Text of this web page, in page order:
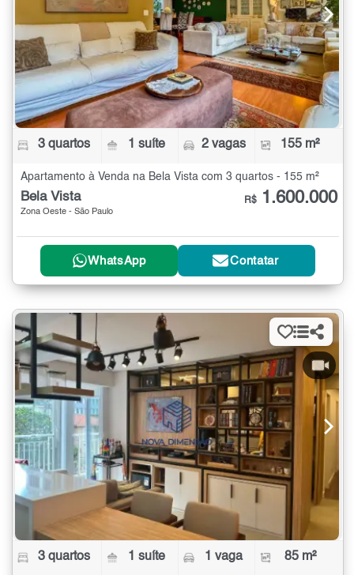
3 quartos 1 suíte 2 vagas 155 m²
Apartamento à Venda na Bela Vista com 3 quartos - 155 m²
Bela Vista
Zona Oeste - São Paulo
R$ 1.600.000
WhatsApp Contatar
3 quartos 1 suíte 1 vaga 85 m²